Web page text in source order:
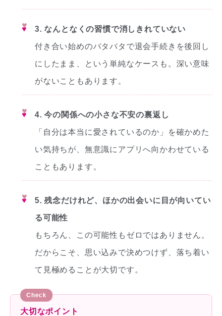
♥ 3. なんとなくの習慣で消しきれていない
付き合い始めのバタバタで退会手続きを後回し
にしたまま、という単純なケースも。深い意味
がないこともあります。
♥ 4. 今の関係への小さな不安の裏返し
「自分は本当に愛されているのか」を確かめた
い気持ちが、無意識にアプリへ向かわせている
こともあります。
♥ 5. 残念だけれど、ほかの出会いに目が向いてい
る可能性
もちろん、この可能性もゼロではありません。
だからこそ、思い込みで決めつけず、落ち着い
て見極めることが大切です。
大切なポイント